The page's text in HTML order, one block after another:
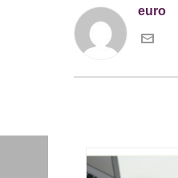
euro